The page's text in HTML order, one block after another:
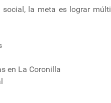
la meta es lograr
en La Coronilla